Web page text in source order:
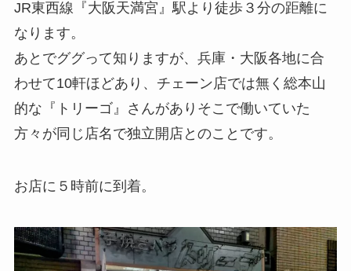
JR東西線『大阪天満宮』駅より徒歩３分の距離に
なります。
あとでググって知りますが、兵庫・大阪各地に合
わせて10軒ほどあり、チェーン店では無く総本山
的な『トリーゴ』さんがありそこで働いていた
方々が同じ店名で独立開店とのことです。
お店に５時前に到着。